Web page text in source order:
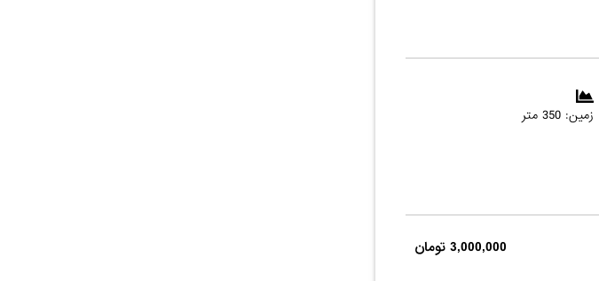
زمین: 350 متر
3,000,000 تومان